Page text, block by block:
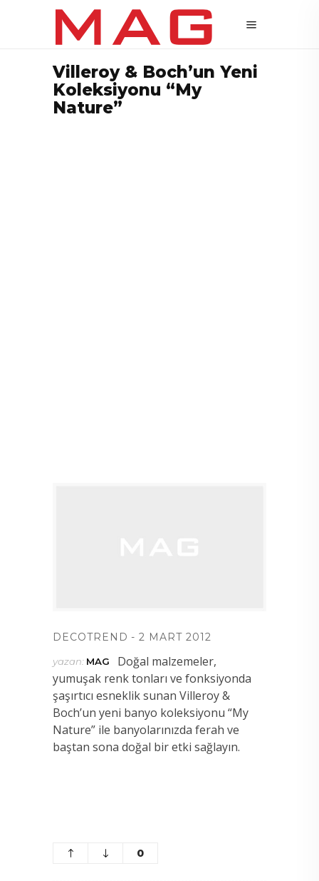
Villeroy & Boch’un Yeni
Koleksiyonu “My
Nature”
DECOTREND 2 MART 2012
yazan: MAG
Doğal malzemeler,
yumuşak renk tonları ve fonksiyonda
şaşırtıcı esneklik sunan Villeroy &
Boch’un yeni banyo koleksiyonu “My
Nature” ile banyolarınızda ferah ve
baştan sona doğal bir etki sağlayın.
0